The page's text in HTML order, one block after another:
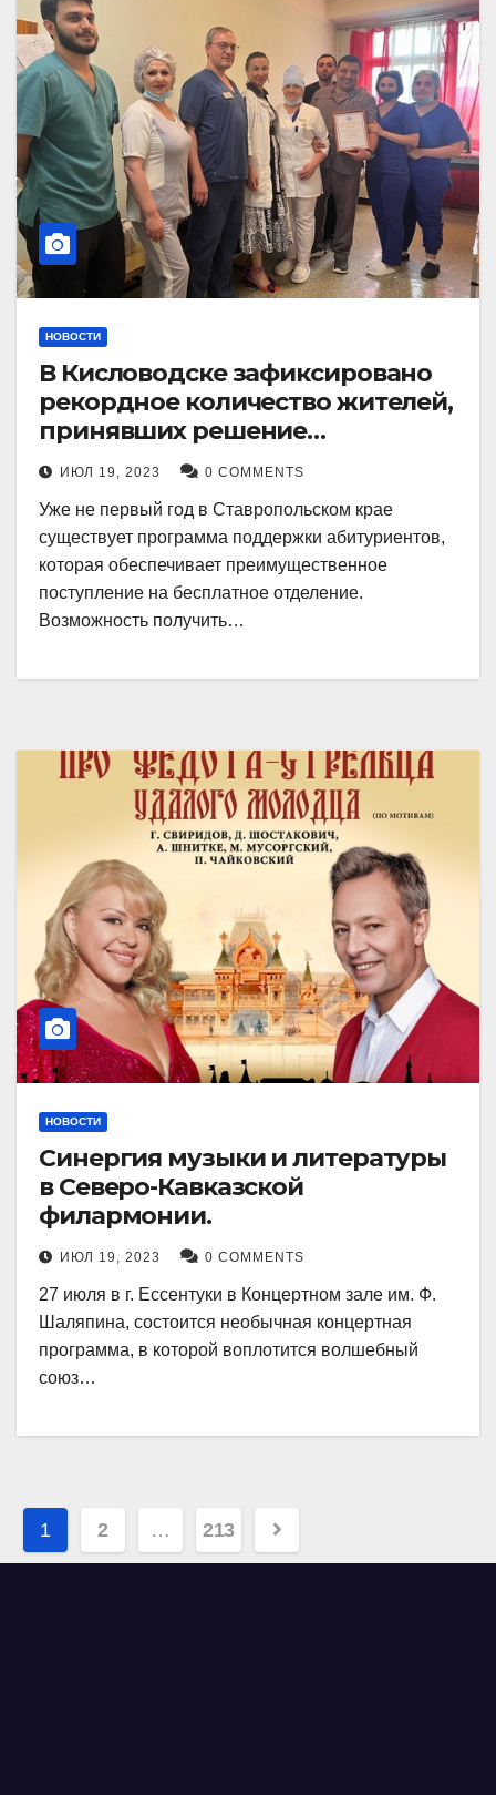
НОВОСТИ
В Кисловодске зафиксировано
рекордное количество жителей,
принявших решение
воспользоваться
установленными мерами, с
целью поступления в
медицинский вуз в районе.
ИЮЛ 19, 2023 0 COMMENTS
Уже не первый год в Ставропольском крае
существует программа поддержки абитуриентов,
которая обеспечивает преимущественное
поступление на бесплатное отделение.
Возможность получить…
НОВОСТИ
Синергия музыки и литературы
в Северо-Кавказской
филармонии.
ИЮЛ 19, 2023 0 COMMENTS
27 июля в г. Ессентуки в Концертном зале им. Ф.
Шаляпина, состоится необычная концертная
программа, в которой воплотится волшебный
союз…
Навигация
по
1 2 … 213